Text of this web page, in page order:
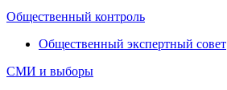
Общественный контроль
Общественный экспертный совет
СМИ и выборы